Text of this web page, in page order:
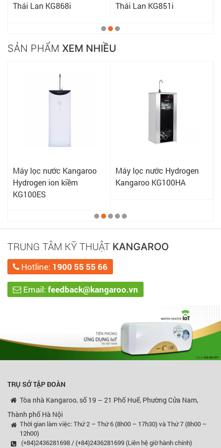
Thái Lan KG868i
Thái Lan KG851i
SẢN PHẨM XEM NHIỀU
Máy lọc nước Kangaroo
Hydrogen ion kiềm
KG100ES
Máy lọc nước Hydrogen
Kangaroo KG100HA
TRUNG TÂM KỸ THUẬT KANGAROO
Hotline: 1900 55 55 66
Email: feedback@kangaroo.vn
TRỤ SỞ TẬP ĐOÀN
Tòa nhà Kangaroo, số 19 – 21 Phố Huế, Phường Cửa Nam,
Thành phố Hà Nội
Thời gian làm việc: Thứ 2 – Thứ 6 (8h00 – 17h30) và Thứ 7 (8h00 –
12h00)
(+84)2436281698 / (+84)2436281699 (Liên hệ giờ hành chính)